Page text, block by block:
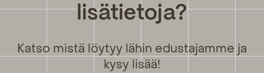
lisätietoja?
Katso mistä löytyy lähin edustajamme ja
kysy lisää!